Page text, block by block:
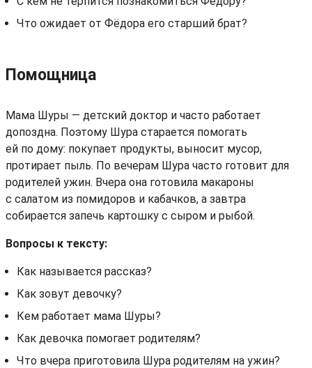
Что ожидает от Фёдора его старший брат?
Помощница
Мама Шуры — детский доктор и часто работает
допоздна. Поэтому Шура старается помогать
ей по дому: покупает продукты, выносит мусор,
протирает пыль. По вечерам Шура часто готовит для
родителей ужин. Вчера она готовила макароны
с салатом из помидоров и кабачков, а завтра
собирается запечь картошку с сыром и рыбой.
Вопросы к тексту:
Как называется рассказ?
Как зовут девочку?
Кем работает мама Шуры?
Как девочка помогает родителям?
Что вчера приготовила Шура родителям на ужин?